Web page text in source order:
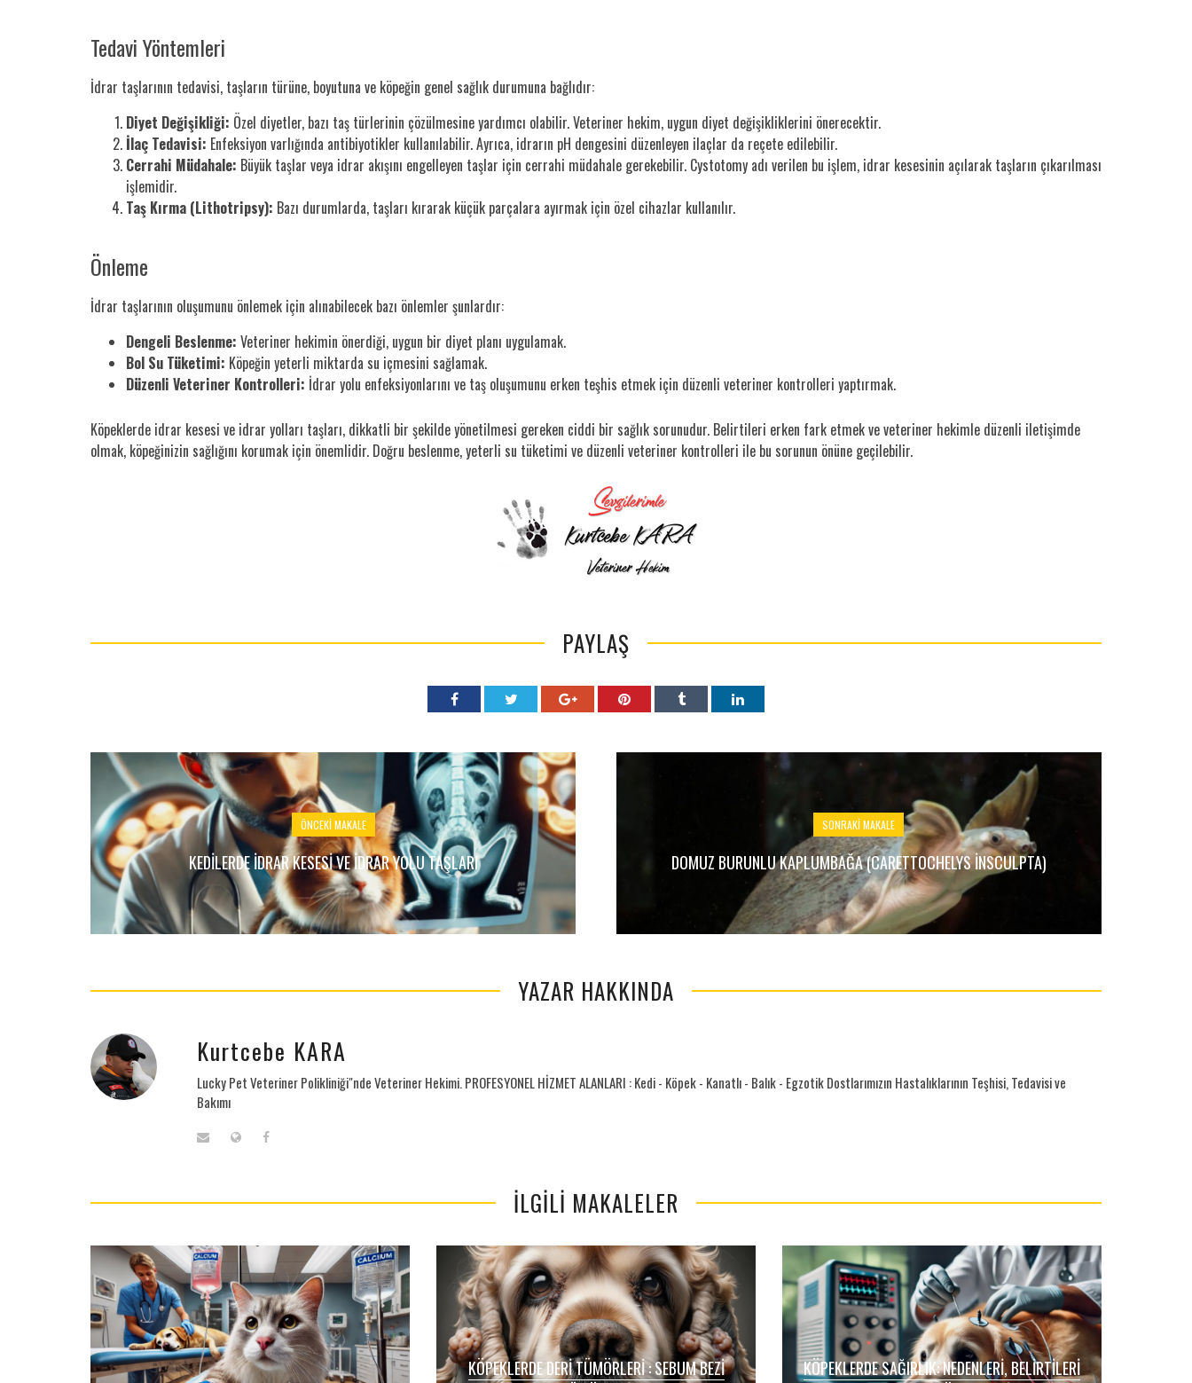
Tedavi Yöntemleri
İdrar taşlarının tedavisi, taşların türüne, boyutuna ve köpeğin genel sağlık durumuna bağlıdır:
Diyet Değişikliği: Özel diyetler, bazı taş türlerinin çözülmesine yardımcı olabilir. Veteriner hekim, uygun diyet değişikliklerini önerecektir.
İlaç Tedavisi: Enfeksiyon varlığında antibiyotikler kullanılabilir. Ayrıca, idrarın pH dengesini düzenleyen ilaçlar da reçete edilebilir.
Cerrahi Müdahale: Büyük taşlar veya idrar akışını engelleyen taşlar için cerrahi müdahale gerekebilir. Cystotomy adı verilen bu işlem, idrar kesesinin açılarak taşların çıkarılması
işlemidir.
Taş Kırma (Lithotripsy): Bazı durumlarda, taşları kırarak küçük parçalara ayırmak için özel cihazlar kullanılır.
Önleme
İdrar taşlarının oluşumunu önlemek için alınabilecek bazı önlemler şunlardır:
Dengeli Beslenme: Veteriner hekimin önerdiği, uygun bir diyet planı uygulamak.
Bol Su Tüketimi: Köpeğin yeterli miktarda su içmesini sağlamak.
Düzenli Veteriner Kontrolleri: İdrar yolu enfeksiyonlarını ve taş oluşumunu erken teşhis etmek için düzenli veteriner kontrolleri yaptırmak.
Köpeklerde idrar kesesi ve idrar yolları taşları, dikkatli bir şekilde yönetilmesi gereken ciddi bir sağlık sorunudur. Belirtileri erken fark etmek ve veteriner hekimle düzenli iletişimde
olmak, köpeğinizin sağlığını korumak için önemlidir. Doğru beslenme, yeterli su tüketimi ve düzenli veteriner kontrolleri ile bu sorunun önüne geçilebilir.
PAYLAŞ
ÖNCEKI MAKALE
KEDILERDE İDRAR KESESI VE İDRAR YOLU TAŞLARI
SONRAKI MAKALE
DOMUZ BURUNLU KAPLUMBAĞA (CARETTOCHELYS INSCULPTA)
YAZAR HAKKINDA
Kurtcebe KARA
Lucky Pet Veteriner Polikliniği"nde Veteriner Hekimi. PROFESYONEL HİZMET ALANLARI : Kedi - Köpek - Kanatlı - Balık - Egzotik Dostlarımızın Hastalıklarının Teşhisi, Tedavisi ve
Bakımı
İLGILI MAKALELER
KÖPEKLERDE DERI TÜMÖRLERI : SEBUM BEZI
KÖPEKLERDE SAĞIRLIK: NEDENLERI, BELIRTILERI